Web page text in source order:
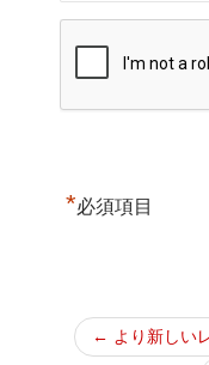
*必須項目
← より新しい